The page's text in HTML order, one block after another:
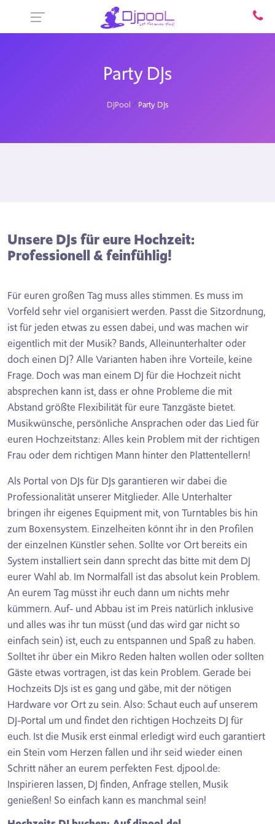
Party DJs
DJPool Party DJs
Unsere DJs für eure Hochzeit:
Professionell & feinfühlig!
Für euren großen Tag muss alles stimmen. Es muss im
Vorfeld sehr viel organisiert werden. Passt die Sitzordnung,
ist für jeden etwas zu essen dabei, und was machen wir
eigentlich mit der Musik? Bands, Alleinunterhalter oder
doch einen DJ? Alle Varianten haben ihre Vorteile, keine
Frage. Doch was man einem DJ für die Hochzeit nicht
absprechen kann ist, dass er ohne Probleme die mit
Abstand größte Flexibilität für eure Tanzgäste bietet.
Musikwünsche, persönliche Ansprachen oder das Lied für
euren Hochzeitstanz: Alles kein Problem mit der richtigen
Frau oder dem richtigen Mann hinter den Plattentellern!
Als Portal von DJs für DJs garantieren wir dabei die
Professionalität unserer Mitglieder. Alle Unterhalter
bringen ihr eigenes Equipment mit, von Turntables bis hin
zum Boxensystem. Einzelheiten könnt ihr in den Profilen
der einzelnen Künstler sehen. Sollte vor Ort bereits ein
System installiert sein dann sprecht das bitte mit dem DJ
eurer Wahl ab. Im Normalfall ist das absolut kein Problem.
An eurem Tag müsst ihr euch dann um nichts mehr
kümmern. Auf- und Abbau ist im Preis natürlich inklusive
und alles was ihr tun müsst (und das wird gar nicht so
einfach sein) ist, euch zu entspannen und Spaß zu haben.
Solltet ihr über ein Mikro Reden halten wollen oder sollten
Gäste etwas vortragen, ist das kein Problem. Gerade bei
Hochzeits DJs ist es gang und gäbe, mit der nötigen
Hardware vor Ort zu sein. Also: Schaut euch auf unserem
DJ-Portal um und findet den richtigen Hochzeits DJ für
euch. Ist die Musik erst einmal erledigt wird euch garantiert
ein Stein vom Herzen fallen und ihr seid wieder einen
Schritt näher an eurem perfekten Fest. djpool.de:
Inspirieren lassen, DJ finden, Anfrage stellen, Musik
genießen! So einfach kann es manchmal sein!